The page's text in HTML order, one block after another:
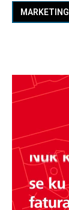
MARKETING